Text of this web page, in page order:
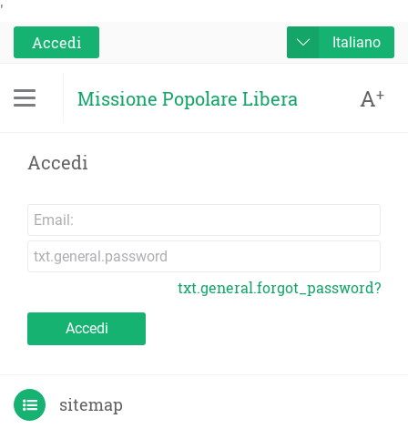
'
Accedi
Italiano
Missione Popolare Libera A+
Accedi
txt.general.forgot_password?
Accedi
sitemap